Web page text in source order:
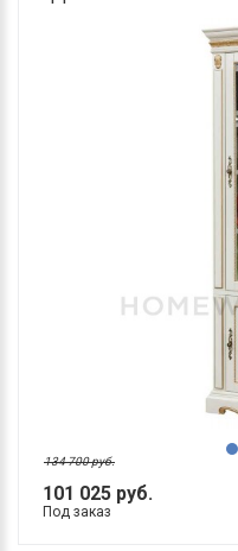
101 025 руб.
134 700 руб.
Под заказ